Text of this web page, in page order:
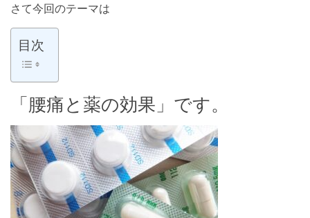
さて今回のテーマは
目次
「腰痛と薬の効果」です。